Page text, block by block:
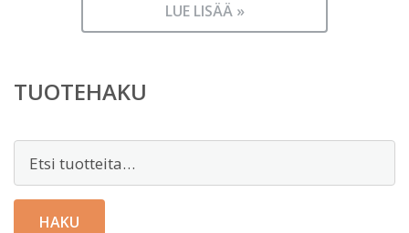
LUE LISÄÄ »
TUOTEHAKU
HAKU